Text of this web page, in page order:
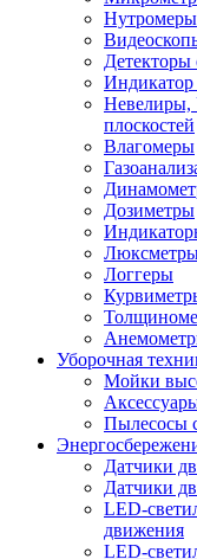
Нутромеры
Детекторы
Индикатор
Невелиры,
плоскостей
Влагомеры
Дозиметры
Логгеры
Уборочная
Мойки
Пылесосы
Датчики
Датчики
LED-
движения
LED-